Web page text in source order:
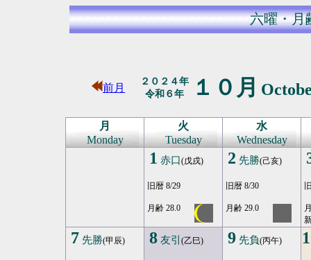
六曜・月
前月
２０２４年
令和６年
１０月
月
Monday
火
Tuesday
水
Wednesday
1 赤口(戊戌)
旧暦 8/29
月齢 28.0
2 先勝(己亥)
旧暦 8/30
月齢 29.0
7 先勝(甲辰) 8 友引 (乙巳) 9 先負(丙午)